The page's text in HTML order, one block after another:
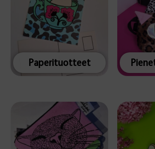
Paperituotteet